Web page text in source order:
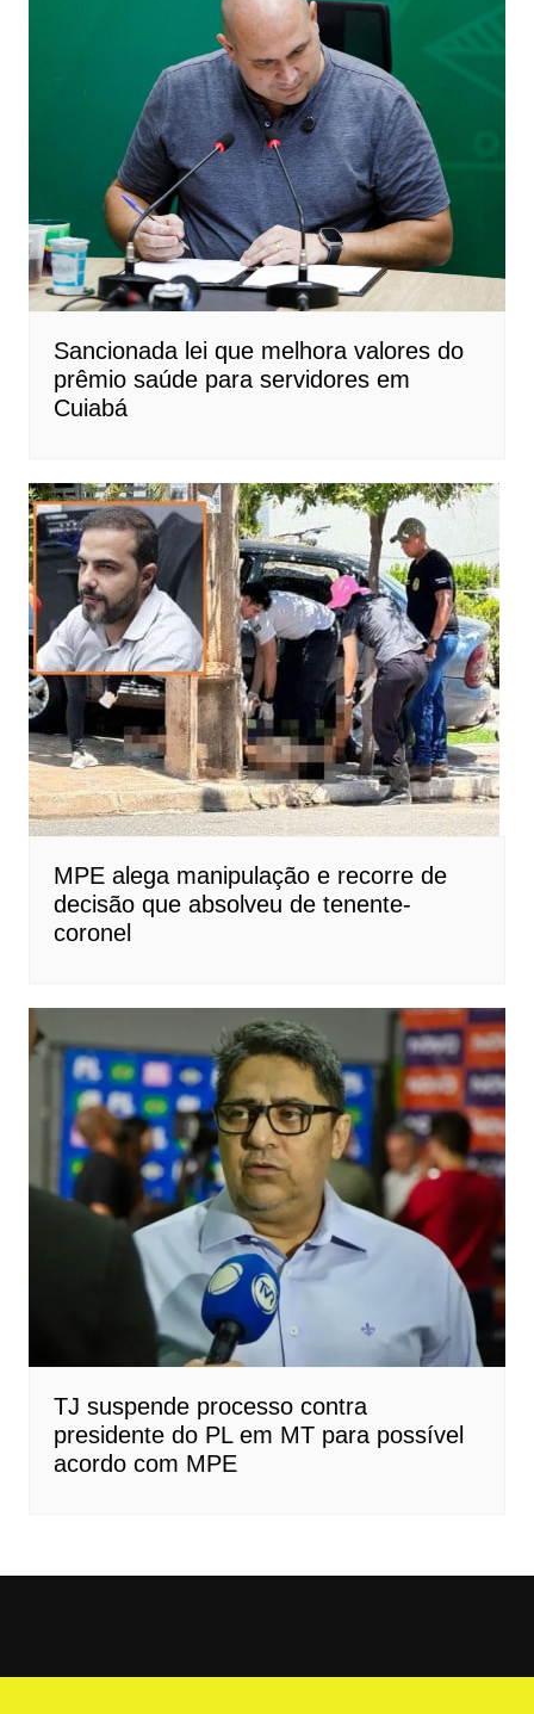
Sancionada lei que melhora valores do
prêmio saúde para servidores em
Cuiabá
MPE alega manipulação e recorre de
decisão que absolveu de tenente-
coronel
TJ suspende processo contra
presidente do PL em MT para possível
acordo com MPE